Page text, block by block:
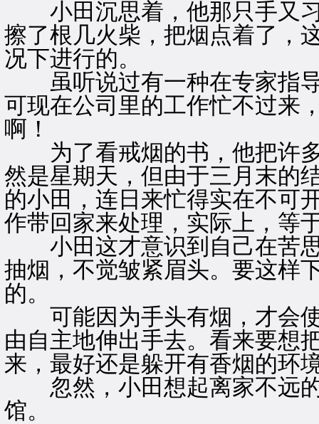
小田沉思着，他那只手又习
擦了根几火柴，把烟点着了，
况下进行的。
虽听说过有一种在专家指导
可现在公司里的工作忙不过来
啊！
为了看戒烟的书，他把许多
然是星期天，但由于三月末的
的小田，连日来忙得实在不可
作带回家来处理，实际上，等
小田这才意识到自己在苦思
抽烟，不觉皱紧眉头。要这样
的。
可能因为手头有烟，才会使
由自主地伸出手去。看来要想
来，最好还是躲开有香烟的环
忽然，小田想起离家不远的
馆。